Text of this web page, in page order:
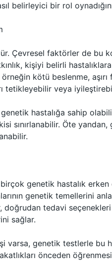
belirleyici bir rol
Çevresel faktörler de bu
kişiyi belirli
kötü beslenme,
tetikleyebilir veya
hastalığa sahip
sınırlanabilir. Öte yandan,
genetik hastalık
genetik temellerini
tedavi
sağlar.
genetik testlerle bu
önceden